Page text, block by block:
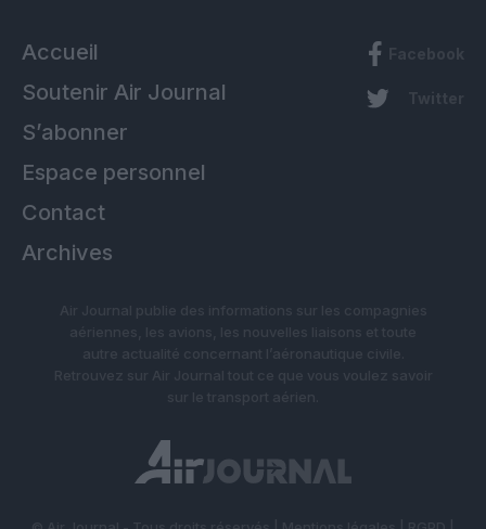
Accueil
Soutenir Air Journal
S’abonner
Espace personnel
Contact
Archives